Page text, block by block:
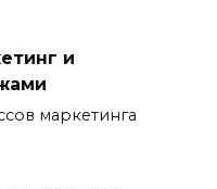
и
маркетинга